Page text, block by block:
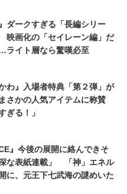
ダークすぎる「長編シリー
映画化の「セイレーン編」だ
ライト層なら驚嘆必至
わ』入場者特典「第２弾」が
さかの人気アイテムに称賛
ぎる！」
』今後の展開に絡んできそ
な表紙連載」 「神」エネル
に、元王下七武海の謎めいた